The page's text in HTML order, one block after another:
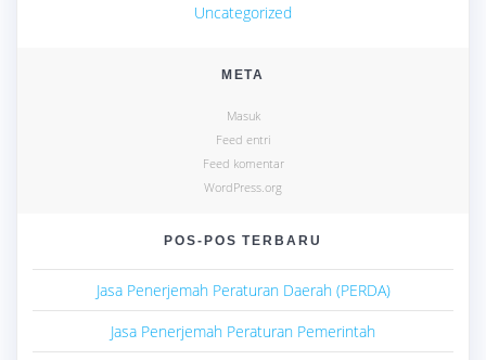
Uncategorized
META
Masuk
Feed entri
Feed komentar
WordPress.org
POS-POS TERBARU
Jasa Penerjemah Peraturan Daerah (PERDA)
Jasa Penerjemah Peraturan Pemerintah